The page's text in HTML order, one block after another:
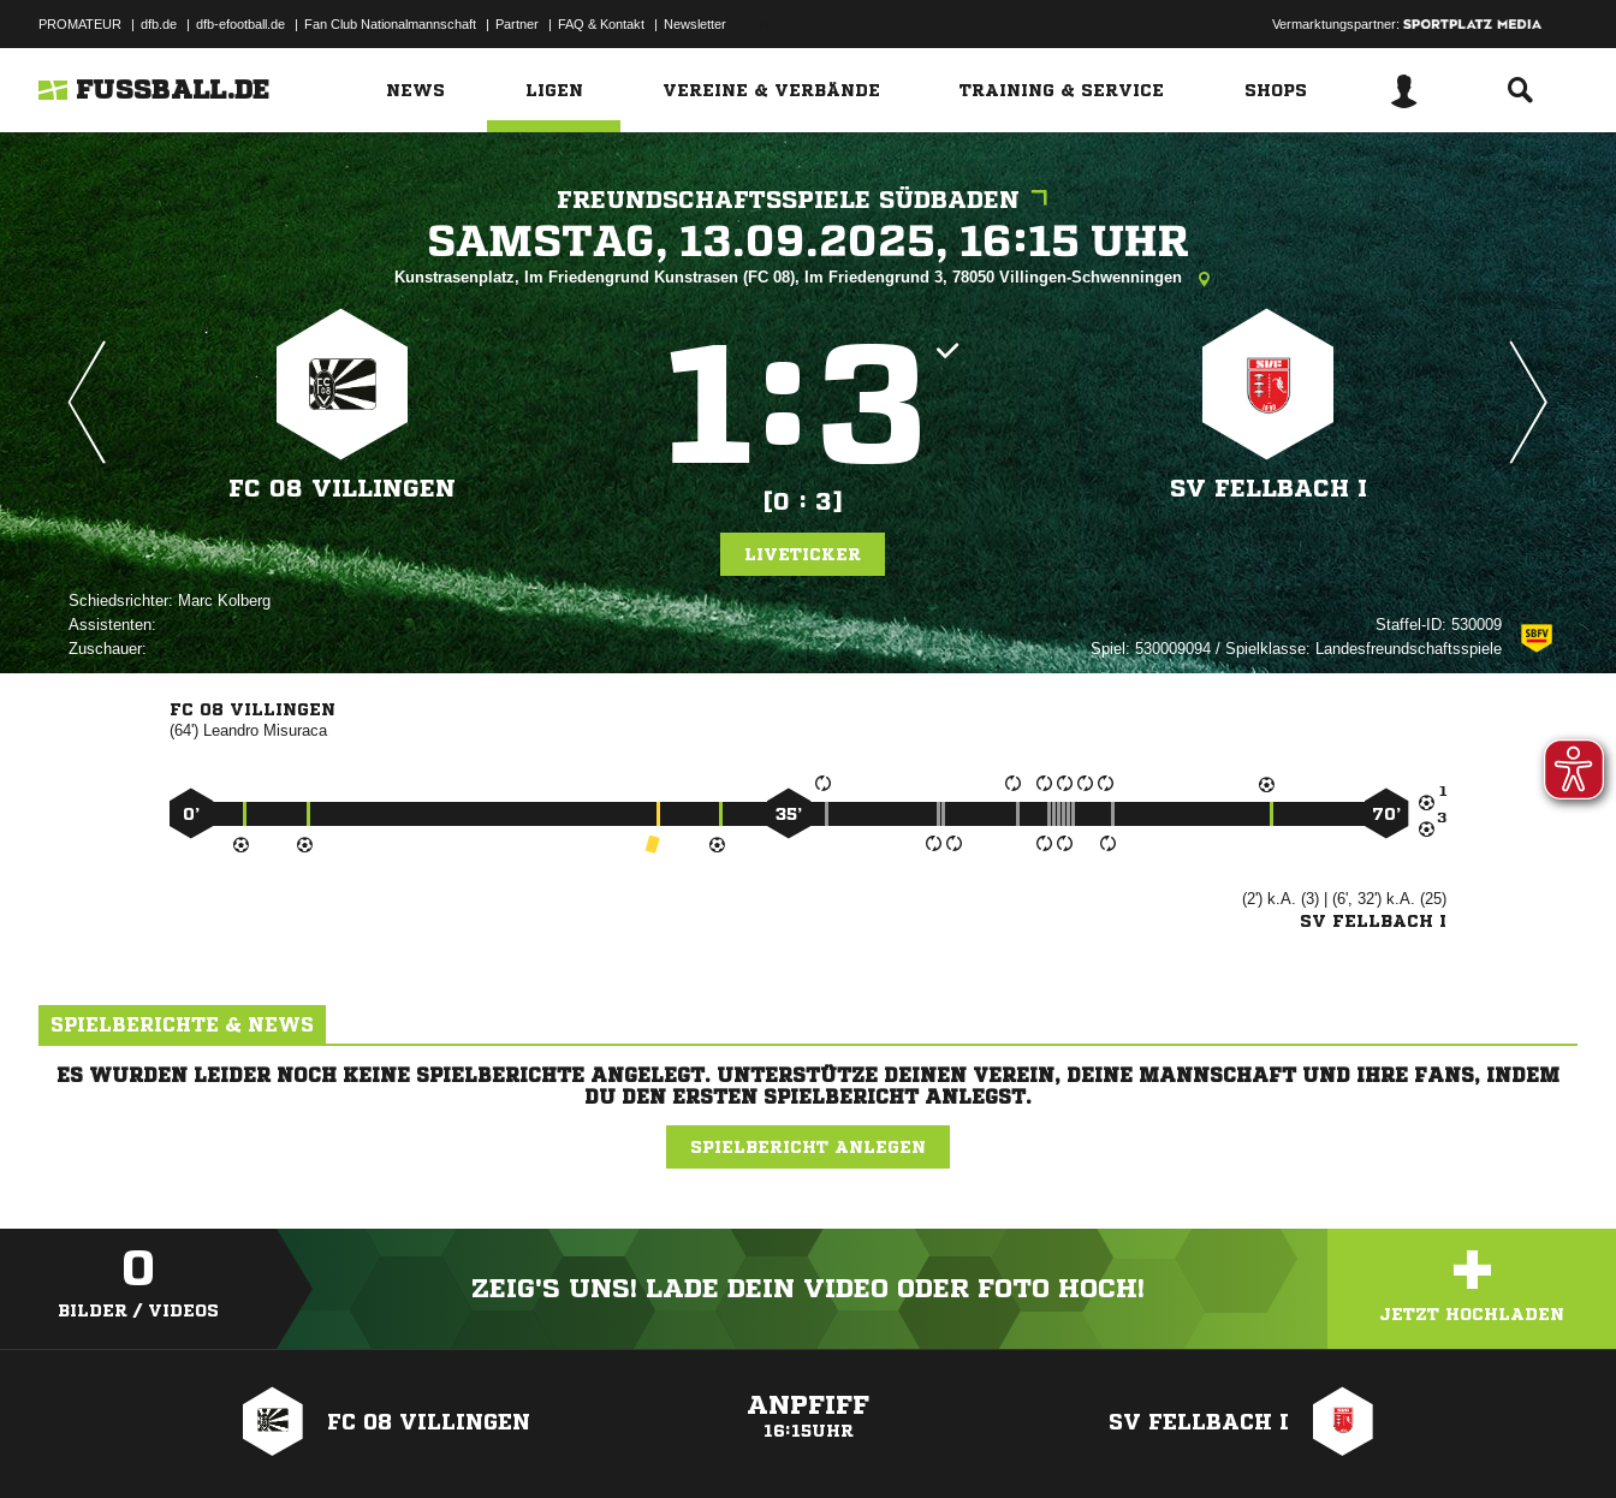
PROMATEUR | dfb.de | dfb-efootball.de | Fan Club Nationalmannschaft | Partner | FAQ & Kontakt | Newsletter Vermarktungspartner:
FUSSBALL.DE NEWS LIGEN VEREINE & VERBÄNDE TRAINING & SERVICE SHOPS
FREUNDSCHAFTSSPIELE SÜDBADEN
   
Kunstrasenplatz, Im Friedengrund Kunstrasen (FC 08), Im Friedengrund 3, 78050 Villingen-Schwenningen
FC 08 VILLINGEN
:
[0 : 3]
SV FELLBACH I
LIVETICKER
Schiedsrichter: 
Assistenten:
Zuschauer:
Staffel-ID:530009
Spiel:530009094 / Spielklasse: Landesfreundschaftsspiele
FC 08 VILLINGEN
(64') 


0’ 35’ 70’
(2') k.A. (3) | (6', 32') k.A. (25)
SV FELLBACH I
SPIELBERICHTE & NEWS
ES WURDEN LEIDER NOCH KEINE SPIELBERICHTE ANGELEGT. UNTERSTÜTZE DEINEN VEREIN, DEINE MANNSCHAFT UND IHRE FANS, INDEM
DU DEN ERSTEN SPIELBERICHT ANLEGST.
SPIELBERICHT ANLEGEN
0
BILDER / VIDEOS
ZEIG'S UNS! LADE DEIN VIDEO ODER FOTO HOCH! +
JETZT HOCHLADEN
FC 08 VILLINGEN
ANPFIFF
16:15UHR SV FELLBACH I